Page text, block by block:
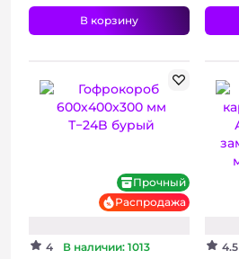
В корзину
Прочный
Распродажа
4 В наличии: 1013 4.5